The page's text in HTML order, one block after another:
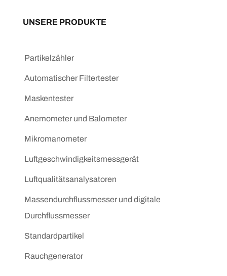
UNSERE PRODUKTE
Partikelzähler
Automatischer Filtertester
Maskentester
Anemometer und Balometer
Mikromanometer
Luftgeschwindigkeitsmessgerät
Luftqualitätsanalysatoren
Massendurchflussmesser und digitale
Durchflussmesser
Standardpartikel
Rauchgenerator